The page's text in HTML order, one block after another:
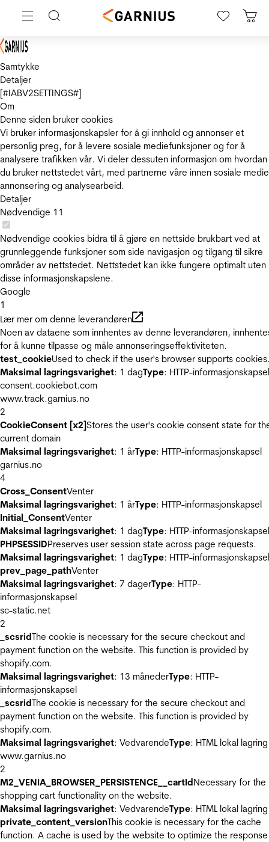
Samtykke
Detaljer
[#IABV2SETTINGS#]
Om
Denne siden bruker cookies
Vi bruker informasjonskapsler for å gi innhold og annonser et
personlig preg, for å levere sosiale mediefunksjoner og for å
analysere trafikken vår. Vi deler dessuten informasjon om hvordan
du bruker nettstedet vårt, med partnerne våre innen sosiale
annonsering og analysearbeid.
Detaljer
Nødvendige 11
Nødvendige cookies bidra til å gjøre en nettside brukbart ved at
grunnleggende funksjoner som side navigasjon og tilgang til sikre
områder av nettstedet. Nettstedet kan ikke fungere optimalt uten
disse informasjonskapslene.
Google
1
Lær mer om denne leverandøren
Noen av dataene som innhentes av denne leverandøren,
for å kunne tilpasse og måle annonseringseffektiviteten.
test_cookieUsed to check if the user's browser supports
Maksimal lagringsvarighet: 1 dagType: HTTP-informasjonskapsel
consent.cookiebot.com
www.track.garnius.no
2
CookieConsent [x2]Stores the user's cookie consent state for
current domain
Maksimal lagringsvarighet: 1 årType: HTTP-informasjonskapsel
garnius.no
4
Cross_ConsentVenter
Maksimal lagringsvarighet: 1 årType: HTTP-informasjonskapsel
Initial_ConsentVenter
Maksimal lagringsvarighet: 1 dagType: HTTP-informasjonskapsel
PHPSESSIDPreserves user session state across page requests.
Maksimal lagringsvarighet: 1 dagType: HTTP-informasjonskapsel
prev_page_pathVenter
Maksimal lagringsvarighet: 7 dagerType: HTTP-
informasjonskapsel
sc-static.net
2
_scsridThe cookie is necessary for the secure checkout and
payment function on the website. This function is provided by
shopify.com.
Maksimal lagringsvarighet: 13 månederType: HTTP-
informasjonskapsel
_scsridThe cookie is necessary for the secure checkout and
payment function on the website. This function is provided by
shopify.com.
Maksimal lagringsvarighet: VedvarendeType: HTML lokal lagring
www.garnius.no
2
M2_VENIA_BROWSER_PERSISTENCE__cartIdNecessary for the
shopping cart functionality on the website.
Maksimal lagringsvarighet: VedvarendeType: HTML lokal lagring
private_content_versionThis cookie is necessary for the cache
function. A cache is used by the website to optimize the response